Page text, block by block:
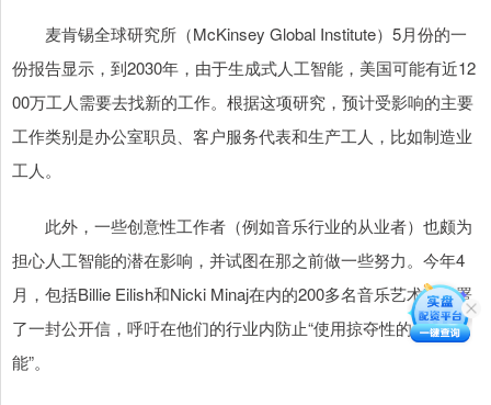
麦肯锡全球研究所（McKinsey Global Institute）5月份的一
份报告显示，到2030年，由于生成式人工智能，美国可能有近12
00万工人需要去找新的工作。根据这项研究，预计受影响的主要
工作类别是办公室职员、客户服务代表和生产工人，比如制造业
工人。
此外，一些创意性工作者（例如音乐行业的从业者）也颇为
担心人工智能的潜在影响，并试图在那之前做一些努力。今年4
月，包括Billie Eilish和Nicki Minaj在内的200多名音乐艺术家签署
了一封公开信，呼吁在他们的行业内防止“使用掠夺性的人工智
能”。